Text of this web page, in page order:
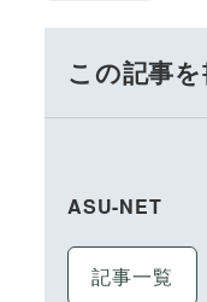
この記事
ASU-NET
記事一覧